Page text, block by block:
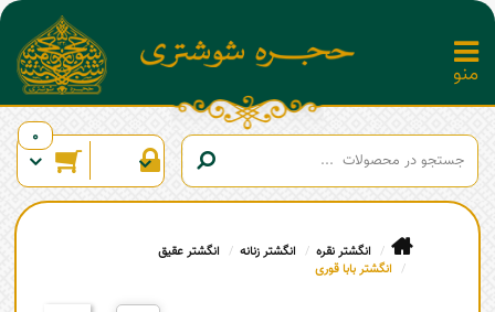
0
انگشتر نقره انگشتر زنانه
انگشتر عقیق
انگشتر بابا قوری